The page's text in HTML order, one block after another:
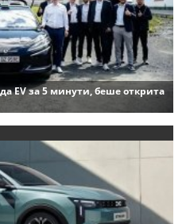
EV за 5 минути, беше открита